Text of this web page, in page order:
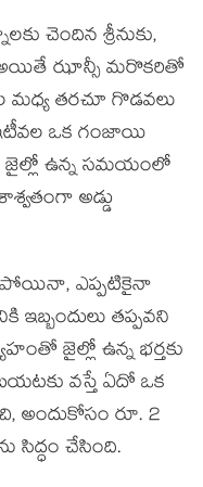
చెందిన శ్రీనుకు,
అయితే ఝాన్సీ మరొకరితో
మధ్య తరచూ గొడవలు
ఇటీవల ఒక గంజాయి
జైల్లో ఉన్న సమయంలో
అడ్డు
ఎప్పటికైనా
తప్పవని
జైల్లో ఉన్న భర్తకు
వస్తే ఏదో ఒక
అందుకోసం రూ. 2
సిద్ధం చేసింది.